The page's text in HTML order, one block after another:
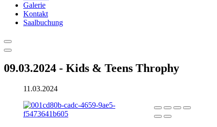
Galerie
Kontakt
Saalbuchung
09.03.2024 - Kids & Teens Throphy
11.03.2024